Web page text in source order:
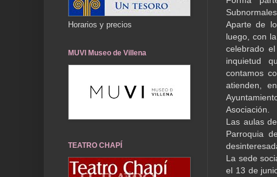
Aparte de
luego, con
celebrado
inquietud
contamos
atienden,
Asociación.
Las aulas
Parroquia
La sede
el 13 de
Horarios y precios
MUVI Museo de Villena
TEATRO CHAPÍ